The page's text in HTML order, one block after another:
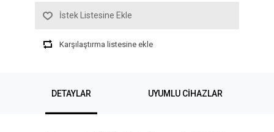
İstek Listesine Ekle
Karşılaştırma listesine ekle
DETAYLAR UYUMLU CIHAZLAR